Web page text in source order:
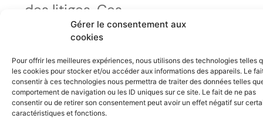
Gérer le consentement aux
cookies
Pour offrir les meilleures expériences, nous utilisons des technologies telles
les cookies pour stocker et/ou accéder aux informations des appareils. Le
consentir à ces technologies nous permettra de traiter des données telles
comportement de navigation ou les ID uniques sur ce site. Le fait de ne pas
consentir ou de retirer son consentement peut avoir un effet négatif sur
caractéristiques et fonctions.
des litiges. Ces
conflits sont
peuvent
s'inscrire en
relation avec le